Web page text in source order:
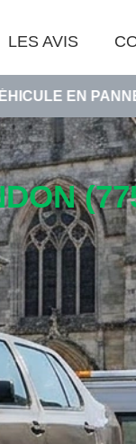
LES AVIS
77570 •